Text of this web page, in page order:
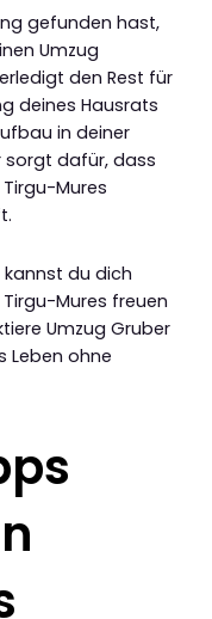
gefunden hast,
Umzug
den Rest für
deines Hausrats
in deiner
sorgt dafür, dass
Mures
kannst du dich
Mures freuen
Umzug Gruber
Leben ohne